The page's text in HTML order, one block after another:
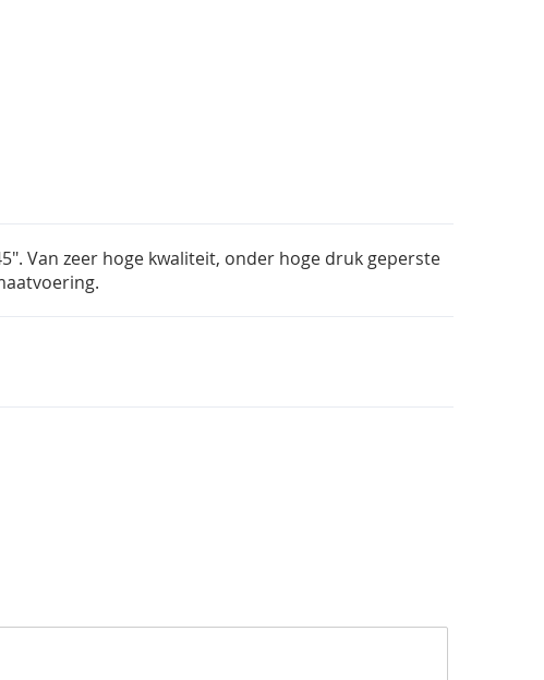
Van zeer hoge kwaliteit, onder hoge druk geperste